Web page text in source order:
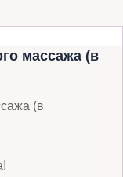
массажа (в
(в